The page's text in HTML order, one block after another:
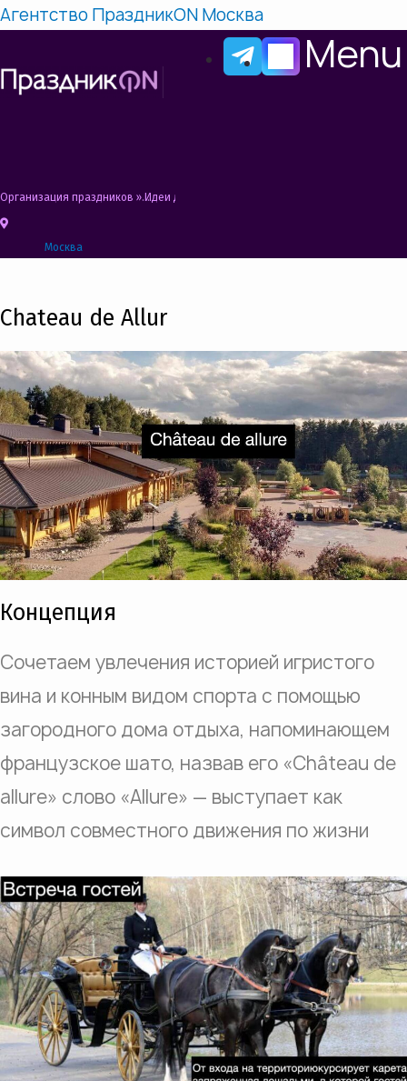
Агентство ПраздникON Москва
Menu
Организация праздников » Идеи для праздников
Москва
Chateau de Allur
Концепция
Сочетаем увлечения историей игристого
вина и конным видом спорта с помощью
загородного дома отдыха, напоминающем
французское шато, назвав его «Château de
allure» слово «Allure» — выступает как
символ совместного движения по жизни